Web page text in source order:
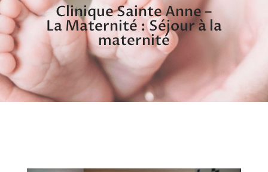
Clinique Sainte Anne –
La Maternité : Séjour à la
maternité